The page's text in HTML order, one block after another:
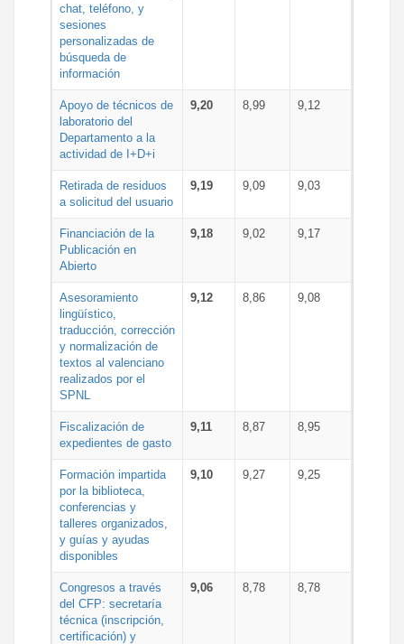
chat, teléfono, y
sesiones
personalizadas de
búsqueda de
información
Apoyo de técnicos de
laboratorio del
Departamento a la
actividad de I+D+i
9,20 8,99 9,12
Retirada de residuos
a solicitud del usuario
9,19 9,09 9,03
Financiación de la
Publicación en
Abierto
9,18 9,02 9,17
Asesoramiento
lingüístico,
traducción, corrección
y normalización de
textos al valenciano
realizados por el
SPNL
9,12 8,86 9,08
Fiscalización de
expedientes de gasto
9,11 8,87 8,95
Formación impartida
por la biblioteca,
conferencias y
talleres organizados,
y guías y ayudas
disponibles
9,10 9,27 9,25
Congresos a través
del CFP: secretaría
técnica (inscripción,
certificación) y
9,06 8,78 8,78